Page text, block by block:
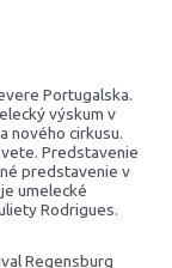
Portugalska.
výskum v
nového cirkusu.
Predstavenie
predstavenie v
umelecké
Rodrigues.